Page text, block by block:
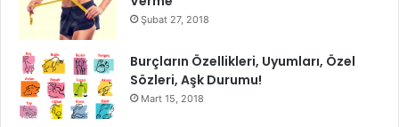
vermelisiniz.
Şubat 27, 2018
Burçların Özellikleri, Uyumları, Özel
Sözleri, Aşk Durumu!
Mart 15, 2018